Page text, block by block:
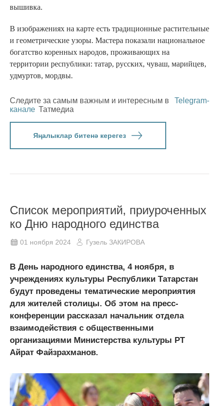
вышивка.
В изображениях на карте есть традиционные растительные
и геометрические узоры. Мастера показали национальное
богатство коренных народов, проживающих на
территории республики: татар, русских, чуваш, марийцев,
удмуртов, мордвы.
Следите за самым важным и интересным в
Telegram-
канале Татмедиа
Яңалыклар битенә керегез
Список мероприятий, приуроченных
ко Дню народного единства
01 ноября 2024 Гузель ЗАКИРОВА
В День народного единства, 4 ноября, в
учреждениях культуры Республики Татарстан
будут проведены тематические мероприятия
для жителей столицы. Об этом на пресс-
конференции рассказал начальник отдела
взаимодействия с общественными
организациями Министерства культуры РТ
Айрат Файзрахманов.